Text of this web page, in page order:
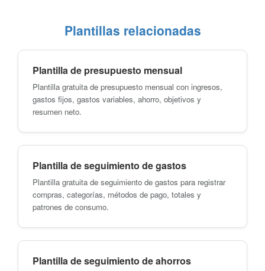
Plantillas relacionadas
Plantilla de presupuesto mensual
Plantilla gratuita de presupuesto mensual con ingresos,
gastos fijos, gastos variables, ahorro, objetivos y
resumen neto.
Plantilla de seguimiento de gastos
Plantilla gratuita de seguimiento de gastos para registrar
compras, categorías, métodos de pago, totales y
patrones de consumo.
Plantilla de seguimiento de ahorros